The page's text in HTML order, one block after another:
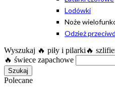
Lodówki
Noże
Odzież
Wyszukaj 🔥 piły i pilarki 🔥
🔥 świece zapachowe
Szukaj
Polecane